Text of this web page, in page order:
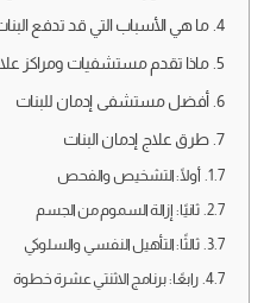
ما هي الأسباب التي قد تدفع
ماذا تقدم مستشفيات ومراكز
أفضل مستشفى إدمان للبنات
طرق علاج إدمان البنات
أولًا: التشخيص والفحص
ثانيًا: إزالة السموم من الجسم
ثالثًا: التأهيل النفسي والسلوكي
رابعًا: برنامج الاثنتي عشرة خطوة